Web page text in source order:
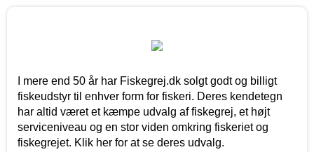
I mere end 50 år har Fiskegrej.dk solgt godt og billigt
fiskeudstyr til enhver form for fiskeri. Deres kendetegn
har altid været et kæmpe udvalg af fiskegrej, et højt
serviceniveau og en stor viden omkring fiskeriet og
fiskegrejet. Klik her for at se deres udvalg.